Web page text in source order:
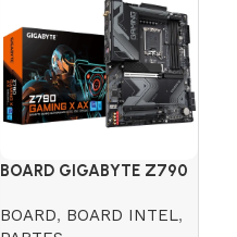
BOARD GIGABYTE Z790
BOARD, BOARD INTEL,